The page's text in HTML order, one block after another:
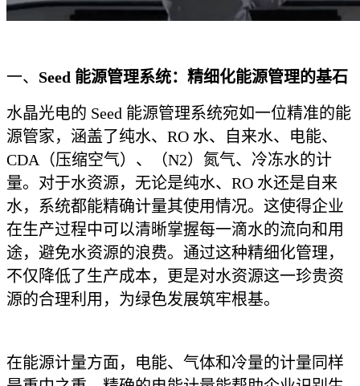
一、 Seed 能源管理系统：精细化能源管理的基石
水晶光电的 Seed 能源管理系统宛如一位精准的能
源管家，涵盖了纯水、RO 水、自来水、电能、
CDA（压缩空气）、（N2）氮气、冷冻水的计
量。对于水资源，无论是纯水、RO 水还是自来
水，系统都能精确计量其使用情况。这使得企业
在生产过程中可以清晰掌握每一滴水的流向和用
途，避免水资源的浪费。通过这种精细化管理，
不仅降低了生产成本，更是对水资源这一珍贵资
源的合理利用，为绿色发展筑牢根基。
在能源计量方面，电能、气体和冷量的计量同样